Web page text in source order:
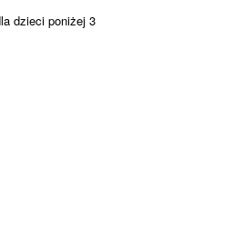
dzieci poniżej 3